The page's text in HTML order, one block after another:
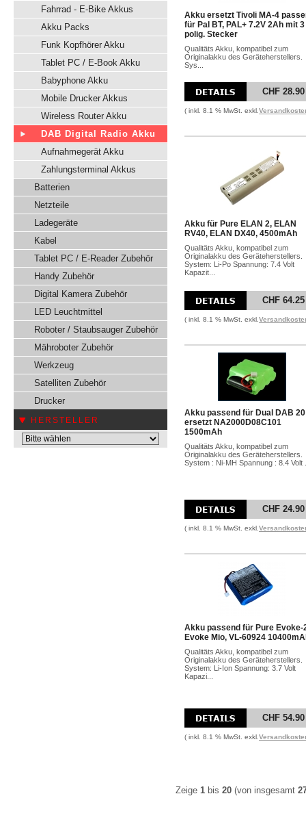
Fahrrad - E-Bike Akkus
Akku Packs
Funk Kopfhörer Akku
Tablet PC / E-Book Akku
Babyphone Akku
Mobile Drucker Akkus
Wireless Router Akku
DAB Digital Radio Akku
Aufnahmegerät Akku
Zahlungsterminal Akkus
Batterien
Netzteile
Ladegeräte
Kabel
Tablet PC / E-Reader Zubehör
Handy Zubehör
Digital Kamera Zubehör
LED Leuchtmittel
Roboter / Staubsauger Zubehör
Mähroboter Zubehör
Werkzeug
Satelliten Zubehör
Drucker
HERSTELLER
Akku ersetzt Tivoli MA-4
für Pal BT, PAL+ 7.2V 2Ah mit 3
polig. Stecker
Qualitäts Akku, kompatibel zum
Originalakku des Geräteherstellers.
Sys...
CHF 28.90
( inkl. 8.1 % MwSt. exkl.
Akku für Pure ELAN 2, ELAN
RV40, ELAN DX40, 4500mAh
Qualitäts Akku, kompatibel zum
Originalakku des Geräteherstellers.
System: Li-Po Spannung: 7.4 Volt
Kapazit...
CHF 64.25
( inkl. 8.1 % MwSt. exkl.
Akku passend für Dual DAB 20
ersetzt NA2000D08C101
1500mAh
Qualitäts Akku, kompatibel zum
Originalakku des Geräteherstellers.
System : Ni-MH Spannung : 8.4 Volt
CHF 24.90
( inkl. 8.1 % MwSt. exkl.
Akku passend für Pure Evoke-
Evoke Mio, VL-60924
Qualitäts Akku, kompatibel zum
Originalakku des Geräteherstellers.
System: Li-Ion Spannung: 3.7 Volt
Kapazi...
CHF 54.90
( inkl. 8.1 % MwSt. exkl.
Zeige 1 bis 20 (von insgesamt